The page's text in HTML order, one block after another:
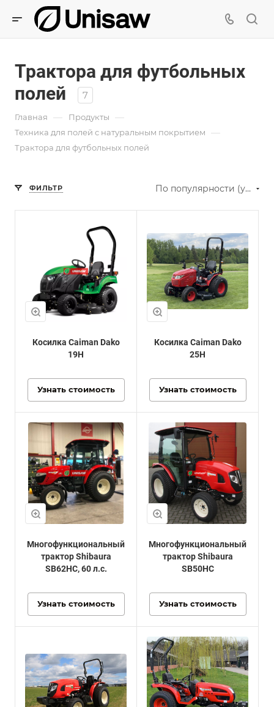
Трактора для футбольных
полей
7
Главная — Продукты —
Техника для полей с натуральным покрытием —
Трактора для футбольных полей
ФИЛЬТР По популярности (убывание)
Косилка Caiman Dako
19H
Узнать стоимость
Косилка Caiman Dako
25H
Узнать стоимость
Многофункциональный
трактор Shibaura
SB62HC, 60 л.с.
Узнать стоимость
Многофункциональный
трактор Shibaura
SB50HC
Узнать стоимость